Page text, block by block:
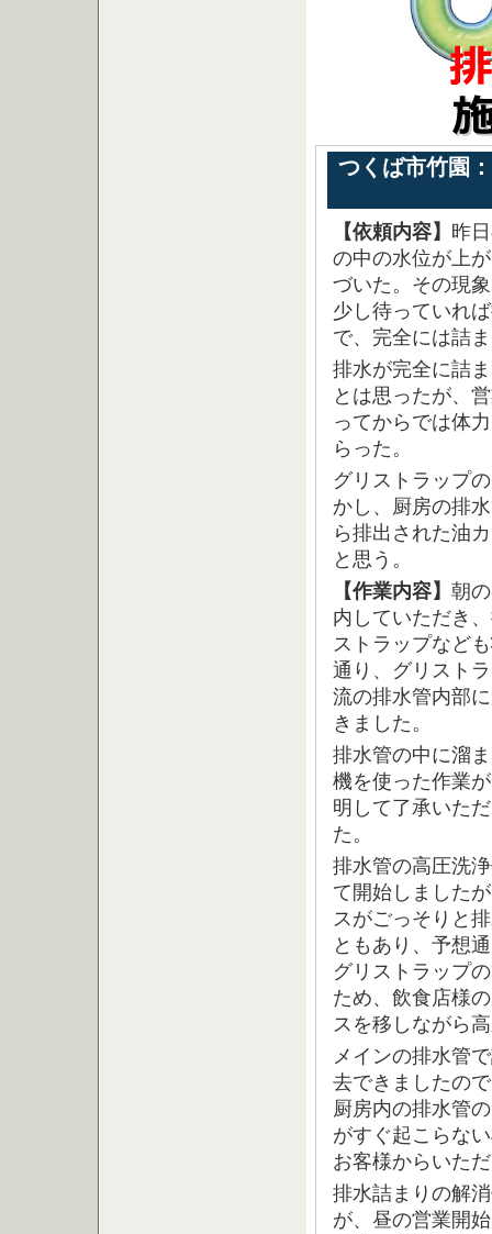
つくば市竹園
【依頼内容】 昨
の中の水位が上
づいた。その現
少し待っていれ
で、完全には詰
排水が完全に詰
とは思ったが、
ってからでは体
らった。
グリストラップ
かし、厨房の排
ら排出された油
と思う。
【作業内容】 朝
内していただき
ストラップなど
通り、グリスト
流の排水管内部
きました。
排水管の中に溜
機を使った作業
明して了承いた
た。
排水管の高圧洗
て開始しました
スがごっそりと
ともあり、予想
グリストラップ
ため、飲食店様
スを移しながら
メインの排水管
去できましたの
厨房内の排水管
がすぐ起こらな
お客様からいた
排水詰まりの解
が、昼の営業開